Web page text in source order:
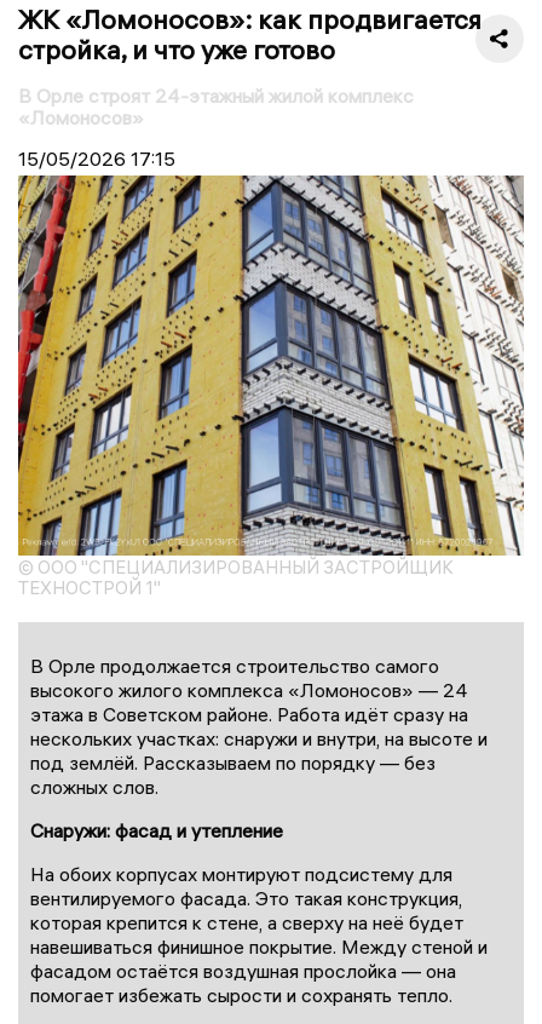
ЖК «Ломоносов»: как продвигается
стройка, и что уже готово
В Орле строят 24-этажный жилой комплекс
«Ломоносов»
15/05/2026 17:15
© ООО "СПЕЦИАЛИЗИРОВАННЫЙ ЗАСТРОЙЩИК
ТЕХНОСТРОЙ 1"
В Орле продолжается строительство самого
высокого жилого комплекса «Ломоносов» — 24
этажа в Советском районе. Работа идёт сразу на
нескольких участках: снаружи и внутри, на высоте и
под землёй. Рассказываем по порядку — без
сложных слов.
Снаружи: фасад и утепление
На обоих корпусах монтируют подсистему для
вентилируемого фасада. Это такая конструкция,
которая крепится к стене, а сверху на неё будет
навешиваться финишное покрытие. Между стеной и
фасадом остаётся воздушная прослойка — она
помогает избежать сырости и сохранять тепло.